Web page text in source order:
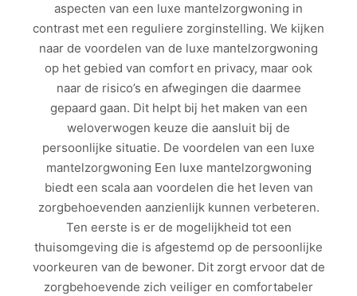
aspecten van een luxe mantelzorgwoning in
contrast met een reguliere zorginstelling. We kijken
naar de voordelen van de luxe mantelzorgwoning
op het gebied van comfort en privacy, maar ook
naar de risico’s en afwegingen die daarmee
gepaard gaan. Dit helpt bij het maken van een
weloverwogen keuze die aansluit bij de
persoonlijke situatie. De voordelen van een luxe
mantelzorgwoning Een luxe mantelzorgwoning
biedt een scala aan voordelen die het leven van
zorgbehoevenden aanzienlijk kunnen verbeteren.
Ten eerste is er de mogelijkheid tot een
thuisomgeving die is afgestemd op de persoonlijke
voorkeuren van de bewoner. Dit zorgt ervoor dat de
zorgbehoevende zich veiliger en comfortabeler